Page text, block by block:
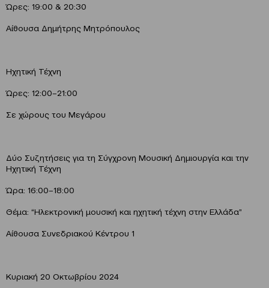
Ώρες: 19:00 & 20:30
Αίθουσα Δημήτρης Μητρόπουλος
Ηχητική Τέχνη
Ώρες: 12:00–21:00
Σε χώρους του Μεγάρου
Δύο Συζητήσεις για τη Σύγχρονη Μουσική Δημιουργία και την
Ηχητική Τέχνη
Ώρα: 16:00–18:00
Θέμα: “Ηλεκτρονική μουσική και ηχητική τέχνη στην Ελλάδα”
Αίθουσα Συνεδριακού Κέντρου 1
Κυριακή 20 Οκτωβρίου 2024